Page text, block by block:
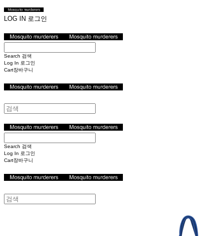
LOG IN 로그인
Search 검색
Log In 로그인
Cart장바구니
Search 검색
Log In 로그인
Cart장바구니